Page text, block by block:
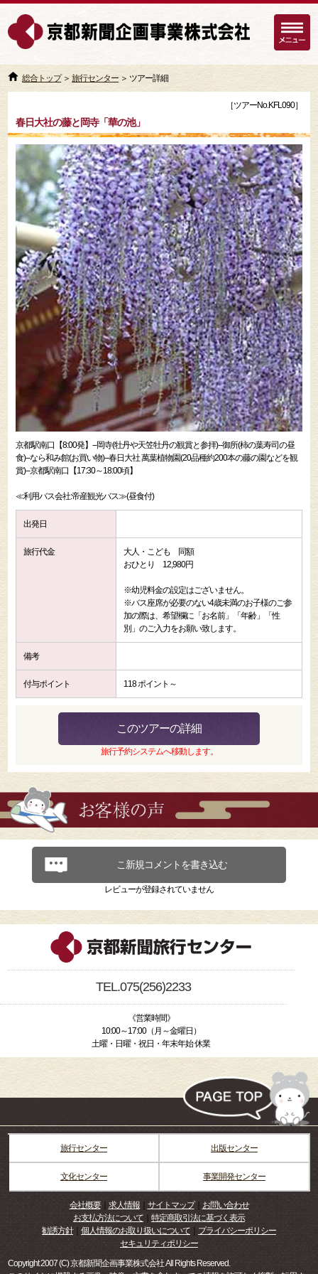
総合トップ＞旅行センター ＞ ツアー詳細
［ツアーNo.KFL090］
春日大社の藤と岡寺「華の池」
京都駅南口【8:00発】--岡寺(牡丹や天笠牡丹の観賞と参拝)--御所(柿の葉寿司の昼
食)--なら和み館(お買い物)--春日大社 萬葉植物園(20品種約200本の藤の園などを観
賞)--京都駅南口【17:30～18:00頃】
≪利用バス会社:帝産観光バス≫(昼食付)
出発日
旅行代金
大人・こども 同額
おひとり 12,980円
※幼児料金の設定はございません。
※バス座席が必要のない4歳未満のお子様のご参
加の際は、希望欄に「お名前」「年齢」「性
別」のご入力をお願い致します。
備考
付与ポイント 118 ポイント～
このツアーの詳細
旅行予約システムへ移動します。
こ新規コメントを書き込む
レビューが登録されていません
TEL.075(256)2233
《営業時間》
10:00～17:00（月～金曜日）
土曜・日曜・祝日・年末年始 休業
旅行センター 出版センター
文化センター 事業開発センター
会社概要｜ 求人情報｜ サイトマップ｜
お問い合わせ
お支払方法について
特定商取引法に基づく表示
勧誘方針｜ 個人情報のお取り扱いについて
プライバシーポリシー
セキュリティポリシー
Copyright 2007 (C) 京都新聞企画事業株式会社 All Rights Reserved.